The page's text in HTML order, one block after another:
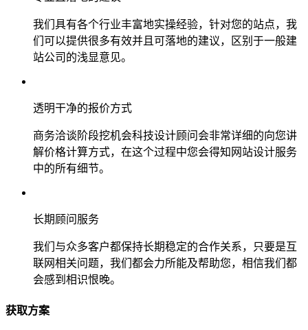
我们具有各个行业丰富地实操经验，针对您的站点，我
们可以提供很多有效并且可落地的建议，区别于一般建
站公司的浅显意见。
透明干净的报价方式
商务洽谈阶段挖机会科技设计顾问会非常详细的向您讲
解价格计算方式，在这个过程中您会得知网站设计服务
中的所有细节。
长期顾问服务
我们与众多客户都保持长期稳定的合作关系，只要是互
联网相关问题，我们都会力所能及帮助您，相信我们都
会感到相识恨晚。
获取方案